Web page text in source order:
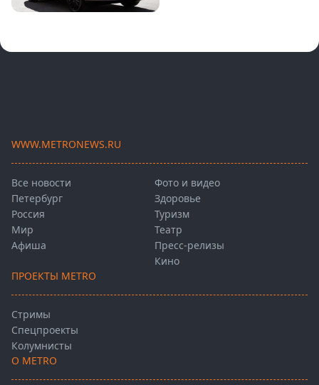
WWW.METRONEWS.RU
Все новости
Петербург
Россия
Мир
Афиша
Фото и видео
Здоровье
Туризм
Театр
Пресс-релизы
Кино
ПРОЕКТЫ METRO
Стримы
Спецпроекты
Колумнисты
О METRO